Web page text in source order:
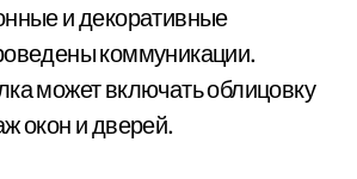
и декоративные
коммуникации.
может включать облицовку
окон и дверей.